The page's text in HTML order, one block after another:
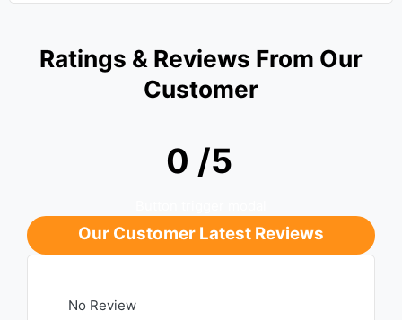
Ratings & Reviews From Our
Customer
0 /5
Our Customer Latest Reviews
No Review